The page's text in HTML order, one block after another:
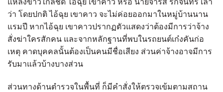
แหล่งข่าวใกล้ชิด ไอฉุย เขาคาว หรือ นายจำรัส รักจันทร์ เล่า
ว่า โดยปกติ ไอ้ฉุย เขาคาว จะไม่ค่อยออกมาในหมู่บ้านนาน
แรมปี หากไอ้ฉุย เขาคาวปรากฏตัวแสดงว่าต้องมีการว่าจ้าง
สั่งฆ่าใครสักคน และจากหลักฐานที่พบในรถยนต์เก๋งคันก่อ
เหตุ คาดบุคคลนั้นต้องเป็นคนมีชื่อเสียง ส่วนค่าจ้างอาจมีการ
รับมาแล้วบ้างบางส่วน
ส่วนทางด้านตำรวจในพื้นที่ ก็มีคำสั่งให้ตรวจเข้มตามสถาน